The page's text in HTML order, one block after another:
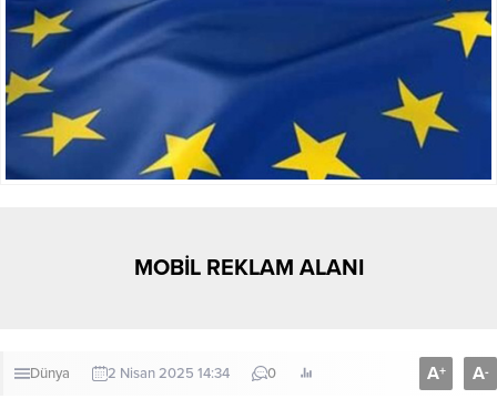
MOBİL REKLAM ALANI
Dünya 2 Nisan 2025 14:34 0 A+ A-